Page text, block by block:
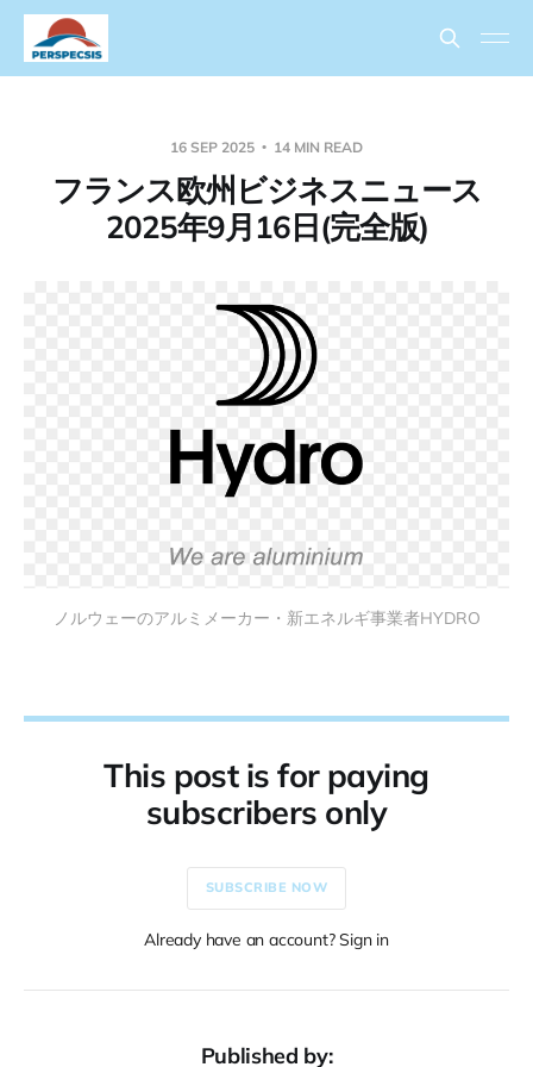
16 SEP 2025 14 MIN READ
フランス欧州ビジネスニュース
2025年9月16日(完全版)
ノルウェーのアルミメーカー・新エネルギ事業者HYDRO
This post is for paying
subscribers only
SUBSCRIBE NOW
Already have an account? Sign in
Published by: